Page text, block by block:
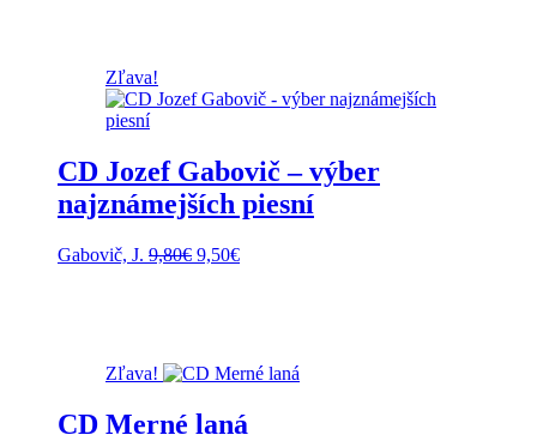
Zľava!
CD Jozef Gabovič – výber
najznámejších piesní
Gabovič, J. 9,80€ Pôvodná
9,50€Aktuálna
Zľava!
CD Merné laná